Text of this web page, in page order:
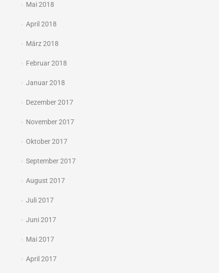
Mai 2018
April 2018
März 2018
Februar 2018
Januar 2018
Dezember 2017
November 2017
Oktober 2017
September 2017
August 2017
Juli 2017
Juni 2017
Mai 2017
April 2017